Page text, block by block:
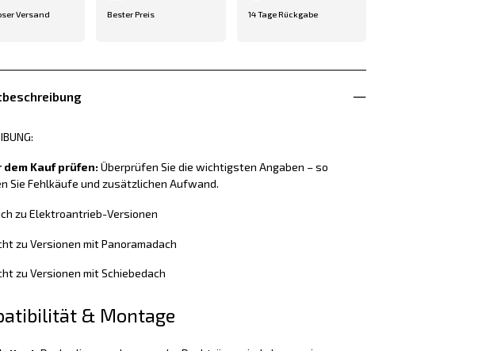
Versand Bester Preis 14 Tage Rückgabe
dem Kauf prüfen:Überprüfen Sie die wichtigsten Angaben – so
Sie Fehlkäufe und zusätzlichen Aufwand.
zu Elektroantrieb-Versionen
zu Versionen mit Panoramadach
zu Versionen mit Schiebedach
& Montage